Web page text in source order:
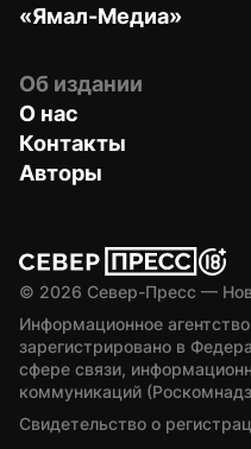
«Ямал-Медиа»
Об издании
О нас
Контакты
Авторы
© 2026 Север-Пресс —
Информационное
зарегистрировано в
сфере связи,
коммуникаций
Свидетельство о